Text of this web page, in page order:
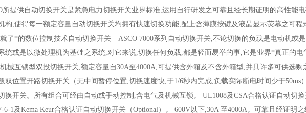
所提供自动切换开关是紧急电力切换开关业界标准,运用自行研发之可靠且经长期证明的高性能
构,使得每一额定容量自动切换开关均拥有快速切换功能,配上含薄膜按键及液晶显示荧幕之可程
了*的数位控制技术自动切换开关—ASCO 7000系列自动切换开关,不论切换的负载是电动机或
统或是以微处理机为基础之系统,对它来说,切换任何负载,都是轻而易举的事,它是业界*真正的电
械互锁型双投切换开关,额定容量自30A至4000A,可提供含外箱及不含外箱型,并具许多可供选购
双位置开路切换开关（无中间暂停位置,切换速度快,于1/6秒内完成,负载实际断电时间少于50ms
换开关。所有组合可经由自动或手动控制,含电气及机械互锁。 UL1008及CSA合格认证自动切
6-1及Kema Keur合格认证自动切换开关（Optional）。 600V以下,30A 至4000A。可靠且经证明之